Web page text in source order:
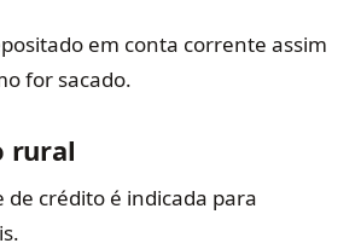
em conta corrente assim
for sacado.
rural
de crédito é indicada para